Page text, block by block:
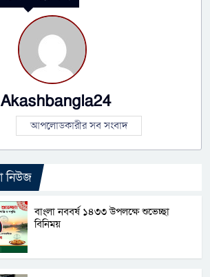
Akashbangla24
আপলোডকারীর সব সংবাদ
নিউজ
বাংলা নববর্ষ ১৪৩৩ উপলক্ষে শুভেচ্ছা
বিনিময়